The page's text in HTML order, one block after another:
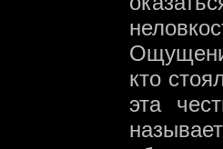
кто
эта